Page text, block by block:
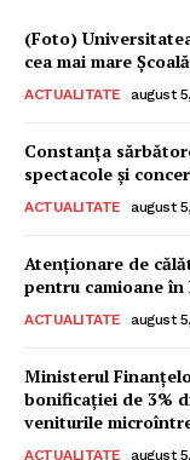
(Foto)
cea mai mare
ACTUALITATE august
Constanța
spectacole și
ACTUALITATE august
Atenționare de
pentru camioane în
ACTUALITATE august
Ministerul
bonificației de 3%
veniturile
ACTUALITATE august